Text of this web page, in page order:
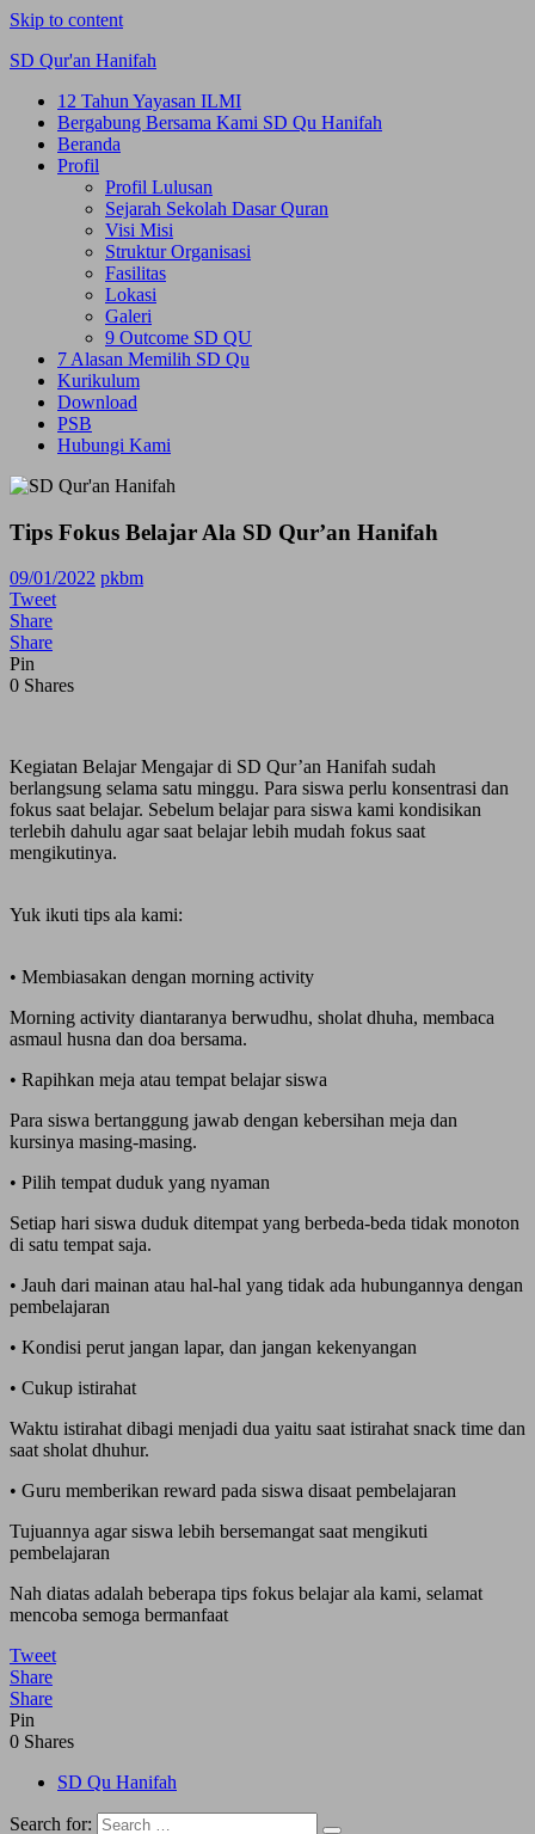
Skip to content
SD Qur'an Hanifah
12 Tahun Yayasan ILMI
Bergabung Bersama Kami SD Qu Hanifah
Beranda
Profil
Profil Lulusan
Sejarah Sekolah Dasar Quran
Visi Misi
Struktur Organisasi
Fasilitas
Lokasi
Galeri
9 Outcome SD QU
7 Alasan Memilih SD Qu
Kurikulum
Download
PSB
Hubungi Kami
Tips Fokus Belajar Ala SD Qur’an Hanifah
09/01/2022 pkbm
Tweet
Share
Share
Pin
0 Shares
Kegiatan Belajar Mengajar di SD Qur’an Hanifah sudah
berlangsung selama satu minggu. Para siswa perlu konsentrasi dan
fokus saat belajar. Sebelum belajar para siswa kami kondisikan
terlebih dahulu agar saat belajar lebih mudah fokus saat
mengikutinya.
Yuk ikuti tips ala kami:
• Membiasakan dengan morning activity
Morning activity diantaranya berwudhu, sholat dhuha, membaca
asmaul husna dan doa bersama.
• Rapihkan meja atau tempat belajar siswa
Para siswa bertanggung jawab dengan kebersihan meja dan
kursinya masing-masing.
• Pilih tempat duduk yang nyaman
Setiap hari siswa duduk ditempat yang berbeda-beda tidak monoton
di satu tempat saja.
• Jauh dari mainan atau hal-hal yang tidak ada hubungannya dengan
pembelajaran
• Kondisi perut jangan lapar, dan jangan kekenyangan
• Cukup istirahat
Waktu istirahat dibagi menjadi dua yaitu saat istirahat snack time dan
saat sholat dhuhur.
• Guru memberikan reward pada siswa disaat pembelajaran
Tujuannya agar siswa lebih bersemangat saat mengikuti
pembelajaran
Nah diatas adalah beberapa tips fokus belajar ala kami, selamat
mencoba semoga bermanfaat
Tweet
Share
Share
Pin
0 Shares
SD Qu Hanifah
Search for: